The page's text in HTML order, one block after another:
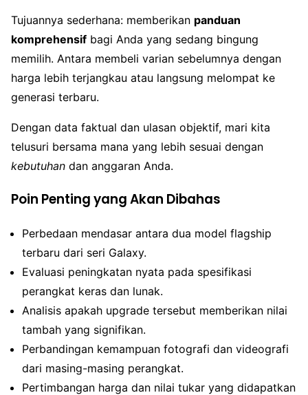
Tujuannya sederhana: memberikan panduan
komprehensif bagi Anda yang sedang bingung
memilih. Antara membeli varian sebelumnya dengan
harga lebih terjangkau atau langsung melompat ke
generasi terbaru.
Dengan data faktual dan ulasan objektif, mari kita
telusuri bersama mana yang lebih sesuai dengan
kebutuhan dan anggaran Anda.
Poin Penting yang Akan Dibahas
Perbedaan mendasar antara dua model flagship
terbaru dari seri Galaxy.
Evaluasi peningkatan nyata pada spesifikasi
perangkat keras dan lunak.
Analisis apakah upgrade tersebut memberikan nilai
tambah yang signifikan.
Perbandingan kemampuan fotografi dan videografi
dari masing-masing perangkat.
Pertimbangan harga dan nilai tukar yang didapatkan